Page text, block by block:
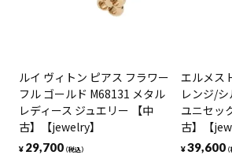
ルイ ヴィトン ピアス フラワー
フル ゴールド M68131 メタル
レディース ジュエリー 【中
古】【jewelry】
¥ 29,700（税込）
エルメス
レンジ/
ユニセッ
古】【
¥39,600（